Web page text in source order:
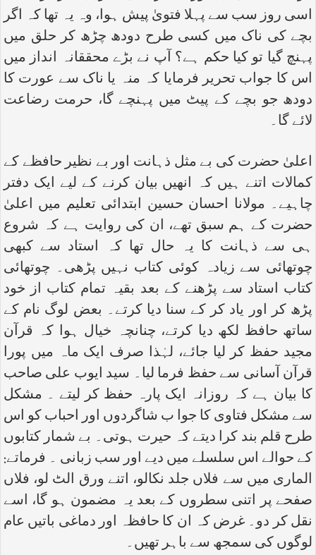
اسی روز سب سے پہلا فتویٰ پیش ہوا، وہ یہ تھا کہ اگر
بچے کی ناک میں کسی طرح دودھ چڑھ کر حلق میں
پہنچ گیا تو کیا حکم ہے؟ آپ نے بڑے محققانہ انداز میں
اس کا جواب تحریر فرمایا کہ منہ یا ناک سے عورت کا
دودھ جو بچے کے پیٹ میں پہنچے گا، حرمت رضاعت
لائے گا۔
اعلیٰ حضرت کی بے مثل ذہانت اور بے نظیر حافظے کے
کمالات اتنے ہیں کہ انھیں بیان کرنے کے لیے ایک دفتر
چاہیے۔ مولانا احسان حسین ابتدائی تعلیم میں اعلیٰ
حضرت کے ہم سبق تھے، ان کی روایت ہے کہ شروع
ہی سے ذہانت کا یہ حال تھا کہ استاد سے کبھی
چوتھائی سے زیادہ کوئی کتاب نہیں پڑھی۔ چوتھائی
کتاب استاد سے پڑھنے کے بعد بقیہ تمام کتاب از خود
پڑھ کر اور یاد کر کے سنا دیا کرتے۔ بعض لوگ نام کے
ساتھ حافظ لکھ دیا کرتے، چنانچہ خیال ہوا کہ قرآن
مجید حفظ کر لیا جائے، لہٰذا صرف ایک ماہ میں پورا
قرآن آسانی سے حفظ فرما لیا۔ سید ایوب علی صاحب
کا بیان ہے کہ روزانہ ایک پارہ حفظ کر لیتے ۔ مشکل
سے مشکل فتاوی کا جوا ب شاگردوں اور احباب کو اس
طرح قلم بند کرا دیتے کہ حیرت ہوتی۔ بے شمار کتابوں
کے حوالے اس سلسلے میں دیے اور سب زبانی ۔ فرماتے:
الماری میں سے فلاں جلد نکالو، اتنے ورق الٹ لو، فلاں
صفحے پر اتنی سطروں کے بعد یہ مضمون ہو گا، اسے
نقل کر دو۔ غرض کہ ان کا حافظہ اور دماغی باتیں عام
لوگوں کی سمجھ سے باہر تھیں۔